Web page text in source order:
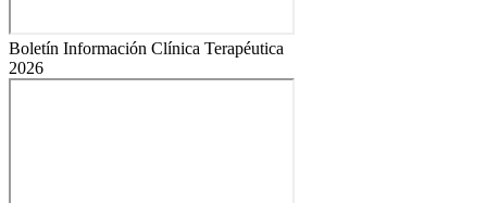
Boletín Información Clínica Terapéutica
2026